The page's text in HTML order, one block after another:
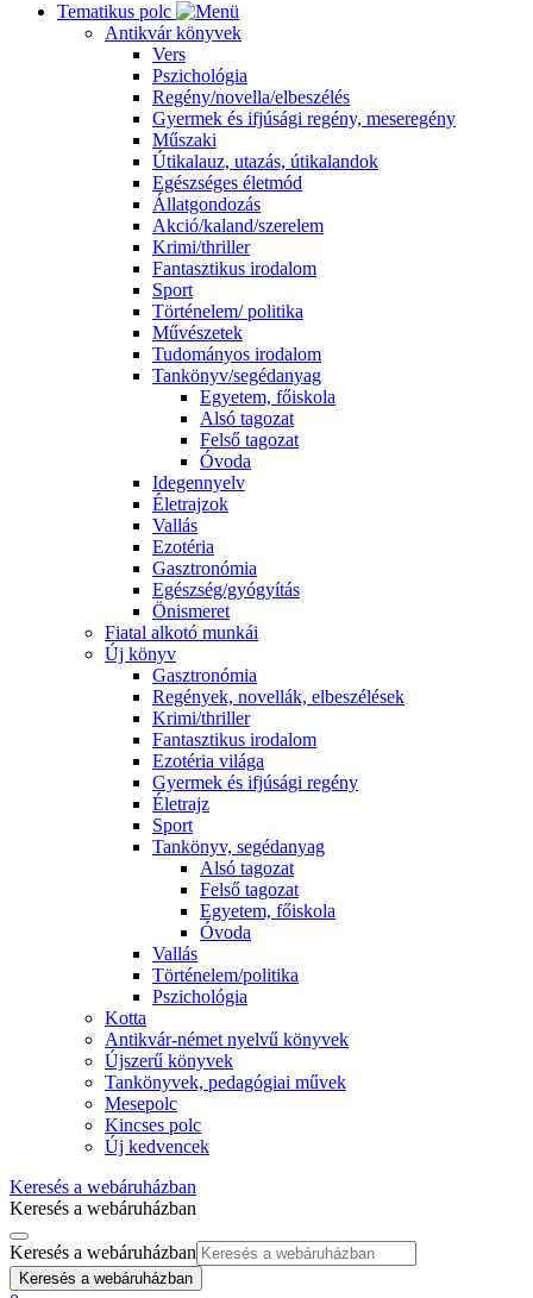
Tematikus polc
Antikvár könyvek
Vers
Pszichológia
Regény/novella/elbeszélés
Gyermek és ifjúsági regény, meseregény
Műszaki
Útikalauz, utazás, útikalandok
Egészséges életmód
Állatgondozás
Akció/kaland/szerelem
Krimi/thriller
Fantasztikus irodalom
Sport
Történelem/ politika
Művészetek
Tudományos irodalom
Tankönyv/segédanyag
Egyetem, főiskola
Alsó tagozat
Felső tagozat
Óvoda
Idegennyelv
Életrajzok
Vallás
Ezotéria
Gasztronómia
Egészség/gyógyítás
Önismeret
Fiatal alkotó munkái
Új könyv
Gasztronómia
Regények, novellák, elbeszélések
Krimi/thriller
Fantasztikus irodalom
Ezotéria világa
Gyermek és ifjúsági regény
Életrajz
Sport
Tankönyv, segédanyag
Alsó tagozat
Felső tagozat
Egyetem, főiskola
Óvoda
Vallás
Történelem/politika
Pszichológia
Kotta
Antikvár-német nyelvű könyvek
Újszerű könyvek
Tankönyvek, pedagógiai művek
Mesepolc
Kincses polc
Új kedvencek
Keresés a webáruházban
Keresés a webáruházban
Keresés a webáruházban
Keresés a webáruházban